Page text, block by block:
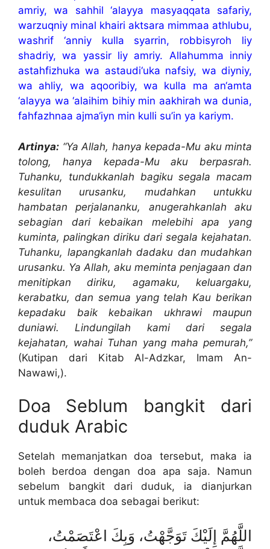
amriy, wa sahhil ‘alayya masyaqqata safariy,
warzuqniy minal khairi aktsara mimmaa athlubu,
washrif ‘anniy kulla syarrin, robbisyroh liy
shadriy, wa yassir liy amriy. Allahumma inniy
astahfizhuka wa astaudi‘uka nafsiy, wa diyniy,
wa ahliy, wa aqooribiy, wa kulla ma an‘amta
‘alayya wa ‘alaihim bihiy min aakhirah wa dunia,
fahfazhnaa ajma‘iyn min kulli su’in ya kariym.
Artinya: “Ya Allah, hanya kepada-Mu aku minta
tolong, hanya kepada-Mu aku berpasrah.
Tuhanku, tundukkanlah bagiku segala macam
kesulitan urusanku, mudahkan untukku
hambatan perjalananku, anugerahkanlah aku
sebagian dari kebaikan melebihi apa yang
kuminta, palingkan diriku dari segala kejahatan.
Tuhanku, lapangkanlah dadaku dan mudahkan
urusanku. Ya Allah, aku meminta penjagaan dan
menitipkan diriku, agamaku, keluargaku,
kerabatku, dan semua yang telah Kau berikan
kepadaku baik kebaikan ukhrawi maupun
duniawi. Lindungilah kami dari segala
kejahatan, wahai Tuhan yang maha pemurah,”
(Kutipan dari Kitab Al-Adzkar, Imam An-
Nawawi,).
Doa Seblum bangkit dari
duduk Arabic
Setelah memanjatkan doa tersebut, maka ia
boleh berdoa dengan doa apa saja. Namun
sebelum bangkit dari duduk, ia dianjurkan
untuk membaca doa sebagai berikut:
اللَّهُمَّ إِلَيْكَ تَوَجَّهْتُ، وَبِكَ اعْتَصَمْتُ،